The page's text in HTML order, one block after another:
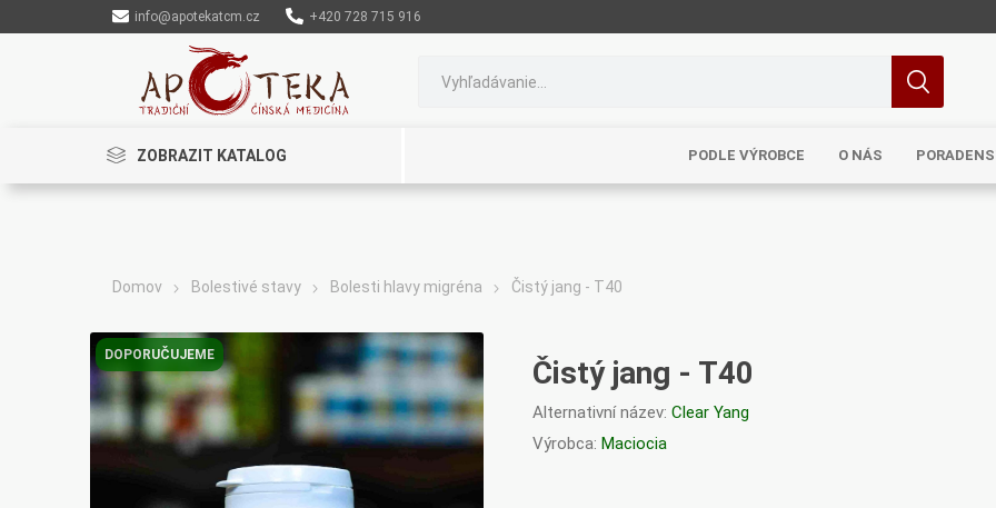
info@apotekatcm.cz +420 728 715 916
ZOBRAZIT KATALOG PODLE VÝROBCE
Henep Organic India
O NÁS
Domov Bolestivé stavy Bolesti hlavy migréna Čistý jang - T40
DOPORUČUJEME Čistý jang - T40
Alternativní název: Clear Yang
Výrobca: Maciocia